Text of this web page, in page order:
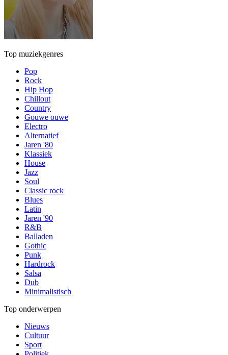
Top muziekgenres
Pop
Rock
Hip Hop
Chillout
Country
Gouwe ouwe
Electro
Alternatief
Jaren '80
Klassiek
House
Jazz
Soul
Classic rock
Blues
Latin
Jaren '90
R&B
Balladen
Gothic
Punk
Hardrock
Salsa
Dub
Minimalistisch
Top onderwerpen
Nieuws
Cultuur
Sport